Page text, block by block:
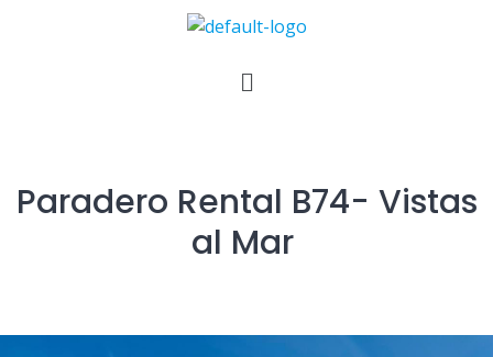
Paradero Rental B74- Vistas
al Mar